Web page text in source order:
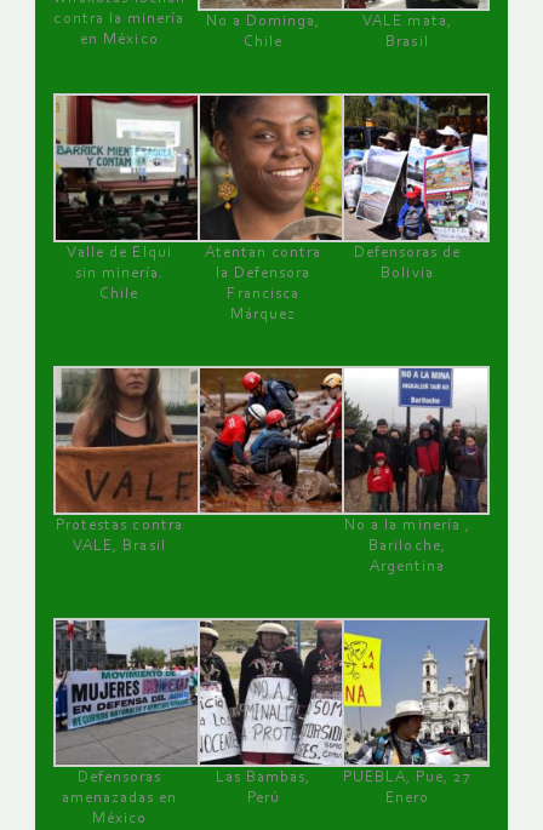
contra la minería
en México
No a Dominga,
Chile
VALE mata,
Brasil
Valle de Elqui
sin minería.
Chile
Atentan contra
la Defensora
Francisca
Márquez
Defensoras de
Bolivia
Protestas contra
VALE, Brasil
No a la minería ,
Bariloche,
Argentina
Defensoras
amenazadas en
México
Las Bambas,
Perú
PUEBLA, Pue, 27
Enero